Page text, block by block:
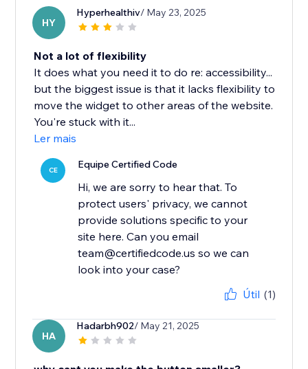
HY
Hyperhealthiv/ May 23, 2025
Not a lot of flexibility
It does what you need it to do re: accessibility...
but the biggest issue is that it lacks flexibility to
move the widget to other areas of the website.
You're stuck with it...
Ler mais
CE Equipe Certified Code
Hi, we are sorry to hear that. To
protect users' privacy, we cannot
provide solutions specific to your
site here. Can you email
team@certifiedcode.us so we can
look into your case?
Útil (1)
HA
Hadarbh902/ May 21, 2025